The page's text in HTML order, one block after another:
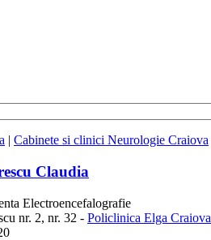
| Cabinete si clinici Neurologie Craiova
Claudia
Electroencefalografie
nr. 2, nr. 32 - Policlinica Elga Craiova